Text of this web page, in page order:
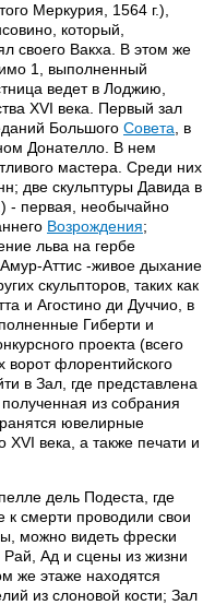
Меркурия, 1564 г.),
который,
своего Вакха. В этом же
1, выполненный
ведет в Лоджию,
XVI века. Первый зал
Большого Совета , в
Донателло. В нем
мастера. Среди них
две скульптуры Давида в
- первая, необычайно
Возрождения;
льва на гербе
Аттис -живое дыхание
скульпторов, таких как
и Агостино ди Дуччио, в
Гиберти и
проекта (всего
ворот флорентийского
в Зал, где представлена
полученная из собрания
ювелирные
XVI века, а также печати и
дель Подеста, где
к смерти проводили свои
можно видеть фрески
Рай, Ад и сцены из жизни
же этаже находятся
из слоновой кости; Зал